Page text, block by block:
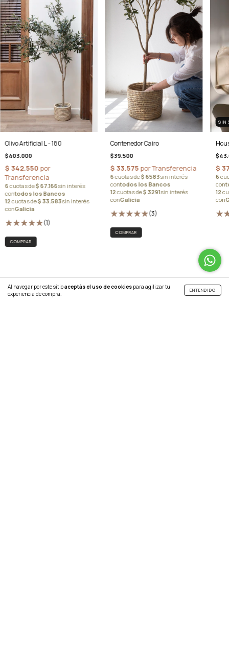
Al navegar por este sitioaceptás el uso de cookies para agilizar tu
experiencia de compra.
ENTENDIDO
Olivo Artificial L - 180
$403.000
(1)
Contenedor Cairo
$39.500
(3)
SIN